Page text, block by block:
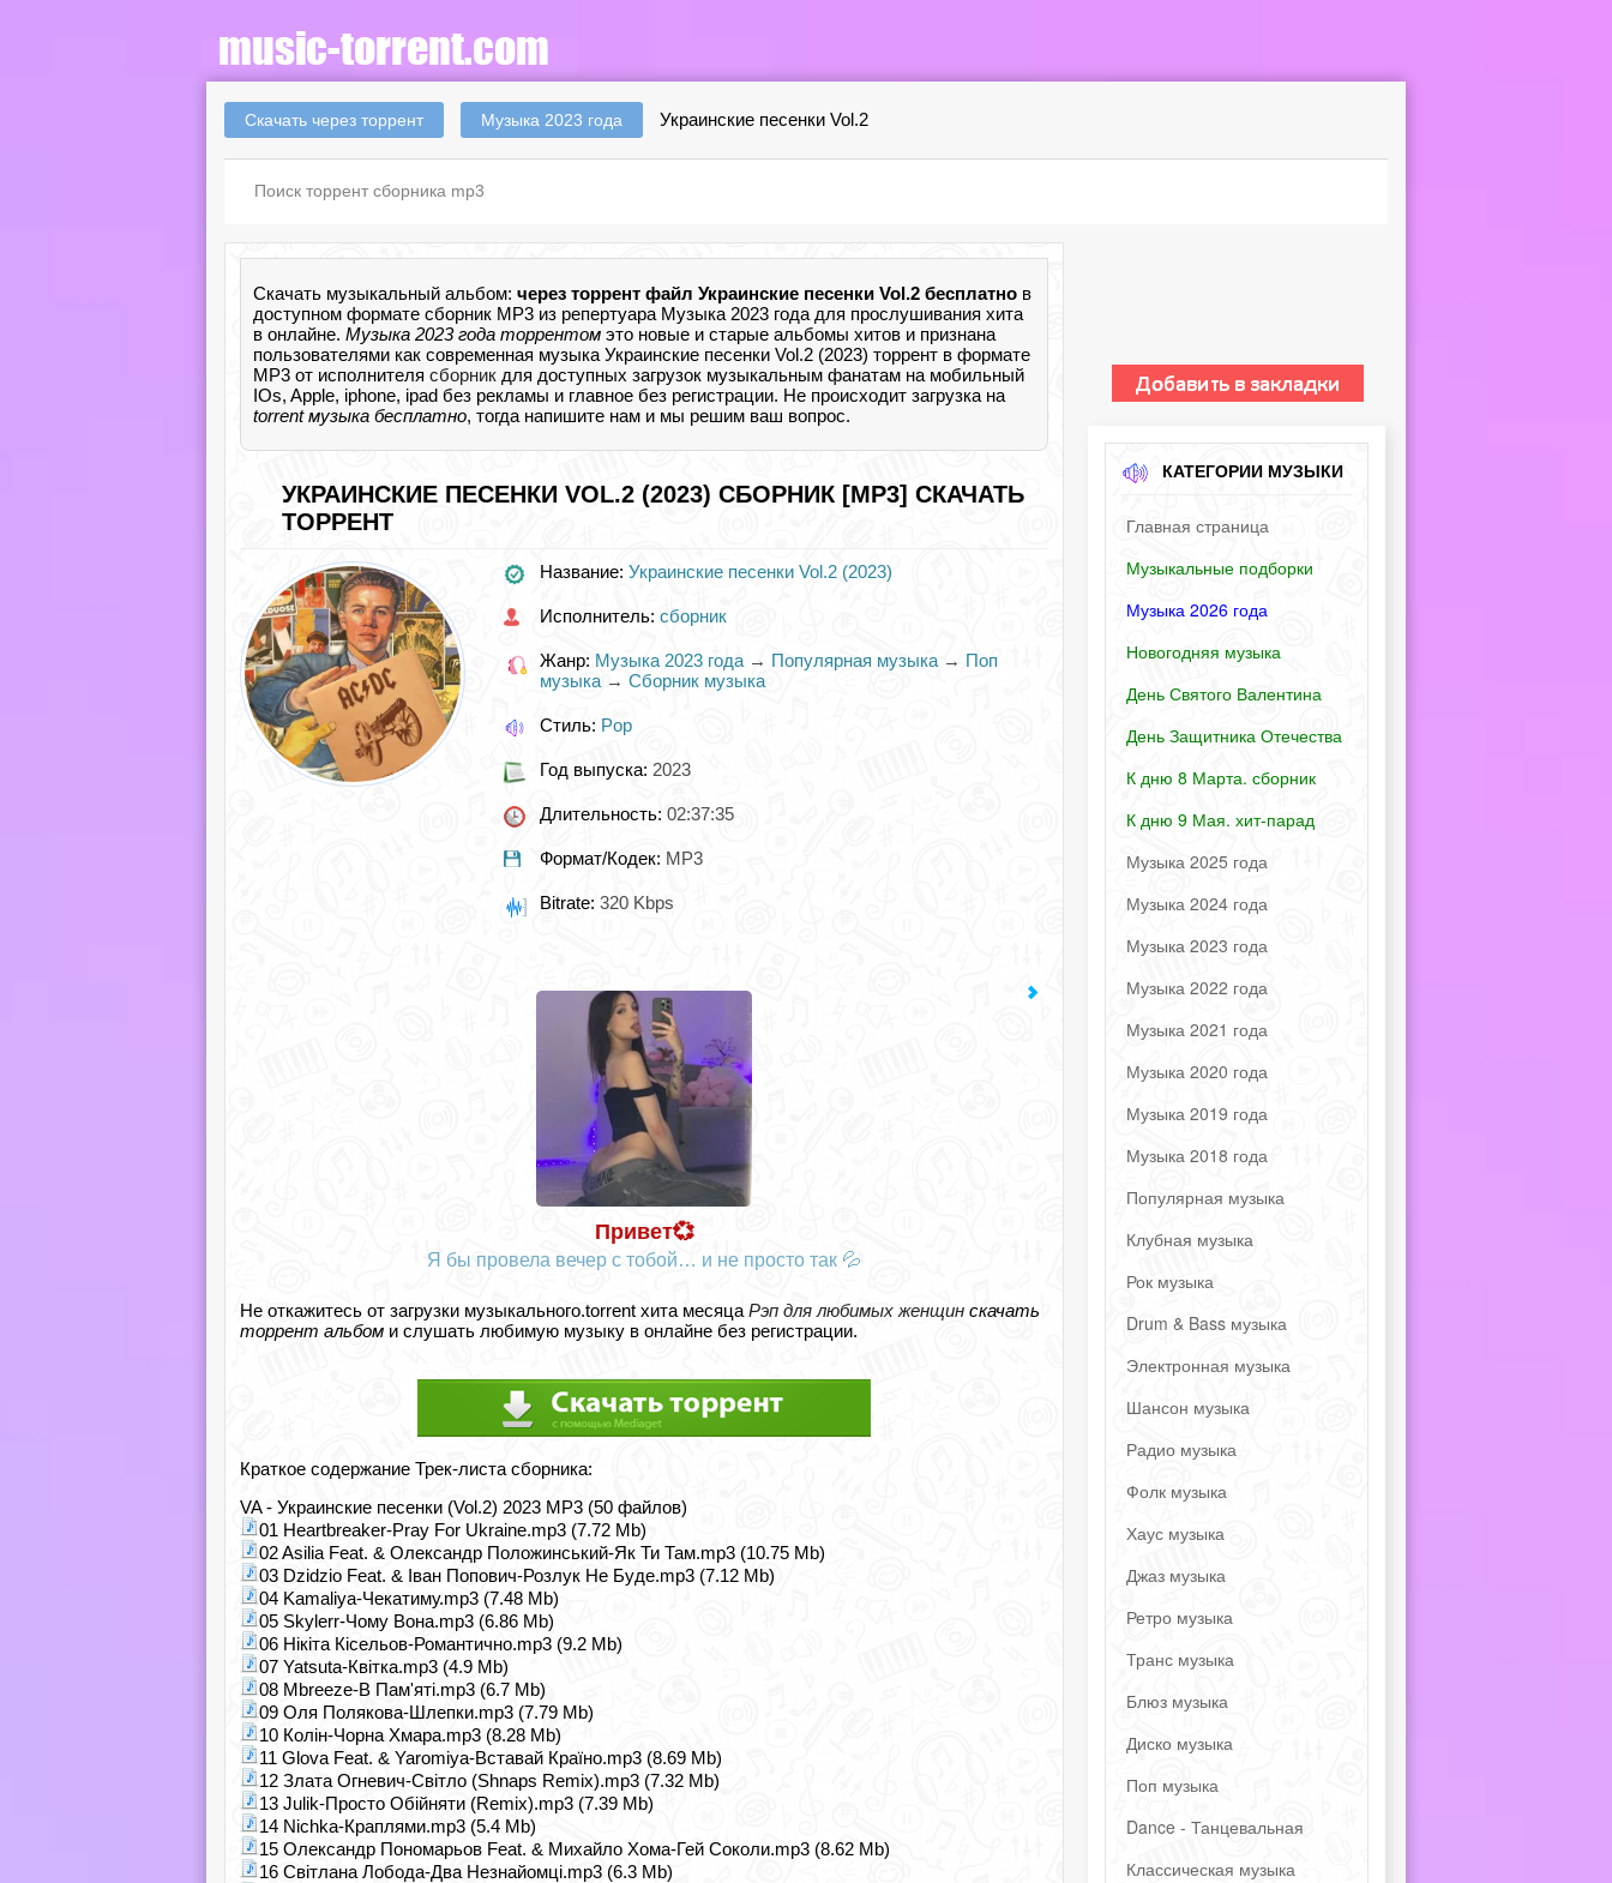
Скачать через торрент Музыка 2023 года Украинские песенки Vol.2
Скачать музыкальный альбом: через торрент файл Украинские песенки Vol.2 бесплатно в
доступном формате сборник MP3 из репертуара Музыка 2023 года для прослушивания хита
в онлайне. Музыка 2023 года торрентом это новые и старые альбомы хитов и признана
пользователями как современная музыка Украинские песенки Vol.2 (2023) торрент в формате
MP3 от исполнителя сборник для доступных загрузок музыкальным фанатам на мобильный
IOs, Apple, iphone, ipad без рекламы и главное без регистрации. Не происходит загрузка на
torrent музыка бесплатно, тогда напишите нам и мы решим ваш вопрос.
УКРАИНСКИЕ ПЕСЕНКИ VOL.2 (2023) СБОРНИК [MP3] СКАЧАТЬ
ТОРРЕНТ
Название: Украинские песенки Vol.2 (2023)
Исполнитель: сборник
Жанр: Музыка 2023 года → Популярная музыка → Поп
музыка → Сборник музыка
Стиль: Pop
Год выпуска: 2023
Длительность: 02:37:35
Формат/Кодек: MP3
Bitrate: 320 Kbps
Привет💞
Я бы провела вечер с тобой… и не просто так 💦
Не откажитесь от загрузки музыкального.torrent хита месяца Рэп для любимых женщин скачать
торрент альбом и слушать любимую музыку в онлайне без регистрации.
Краткое содержание Трек-листа сборника:
VA - Украинские песенки (Vol.2) 2023 MP3 (50 файлов)
01 Heartbreaker-Pray For Ukraine.mp3 (7.72 Mb)
02 Asilia Feat. & Олександр Положинський-Як Ти Там.mp3 (10.75 Mb)
03 Dzidzio Feat. & Іван Попович-Розлук Не Буде.mp3 (7.12 Mb)
04 Kamaliya-Чекатиму.mp3 (7.48 Mb)
05 Skylerr-Чому Вона.mp3 (6.86 Mb)
06 Нікіта Кісельов-Романтично.mp3 (9.2 Mb)
07 Yatsuta-Квітка.mp3 (4.9 Mb)
08 Mbreeze-В Пам'яті.mp3 (6.7 Mb)
09 Оля Полякова-Шлепки.mp3 (7.79 Mb)
10 Колін-Чорна Хмара.mp3 (8.28 Mb)
11 Glova Feat. & Yaromiya-Вставай Країно.mp3 (8.69 Mb)
12 Злата Огневич-Світло (Shnaps Remix).mp3 (7.32 Mb)
13 Julik-Просто Обійняти (Remix).mp3 (7.39 Mb)
14 Nichka-Краплями.mp3 (5.4 Mb)
15 Олександр Пономарьов Feat. & Михайло Хома-Гей Соколи.mp3 (8.62 Mb)
16 Світлана Лобода-Два Незнайомці.mp3 (6.3 Mb)
КАТЕГОРИИ МУЗЫКИ
Главная страница
Музыкальные подборки
Музыка 2026 года
Новогодняя музыка
День Святого Валентина
День Защитника Отечества
К дню 8 Марта. сборник
К дню 9 Мая. хит-парад
Музыка 2025 года
Музыка 2024 года
Музыка 2023 года
Музыка 2022 года
Музыка 2021 года
Музыка 2020 года
Музыка 2019 года
Музыка 2018 года
Популярная музыка
Клубная музыка
Рок музыка
Drum & Bass музыка
Электронная музыка
Шансон музыка
Радио музыка
Фолк музыка
Хаус музыка
Джаз музыка
Ретро музыка
Транс музыка
Блюз музыка
Диско музыка
Поп музыка
Dance - Танцевальная
Классическая музыка